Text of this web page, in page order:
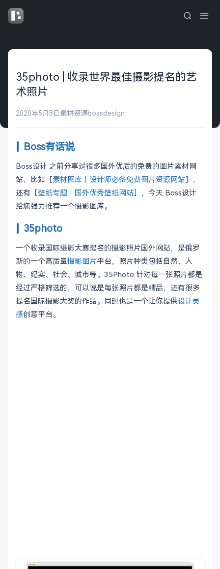
35photo | 收录世界最佳摄影提名的艺
术照片
2020年5月8日 素材资源bossdesign
Boss有话说
Boss设计 之前分享过很多国外优质的免费的图片素材网
站，比如［素材图库｜设计师必备免费图片资源网站］，
还有［壁纸专题｜国外优秀壁纸网站］，今天 Boss设计
给您强力推荐一个摄影图库。
35photo
一个收录国际摄影大赛提名的摄影照片国外网站，是俄罗
斯的一个高质量摄影图片平台，照片种类包括自然、人
物、纪实、社会、城市等。35Photo 针对每一张照片都是
经过严格筛选的，可以说是每张照片都是精品，还有很多
提名国际摄影大奖的作品。同时也是一个让你提供设计灵
感创意平台。